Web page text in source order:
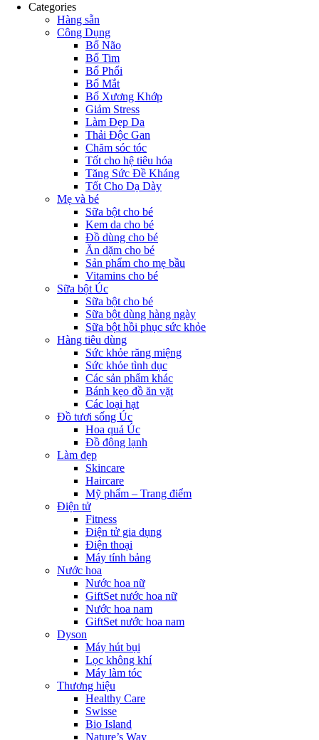
Categories
Hàng sẵn
Công Dụng
Bổ Não
Bổ Tim
Bổ Phổi
Bổ Mắt
Bổ Xương Khớp
Giảm Stress
Làm Đẹp Da
Thải Độc Gan
Chăm sóc tóc
Tốt cho hệ tiêu hóa
Tăng Sức Đề Kháng
Tốt Cho Dạ Dày
Mẹ và bé
Sữa bột cho bé
Kem da cho bé
Đồ dùng cho bé
Ăn dặm cho bé
Sản phẩm cho mẹ bầu
Vitamins cho bé
Sữa bột Úc
Sữa bột cho bé
Sữa bột dùng hàng ngày
Sữa bột hồi phục sức khỏe
Hàng tiêu dùng
Sức khỏe răng miệng
Sức khỏe tình dục
Các sản phẩm khác
Bánh kẹo đồ ăn vặt
Các loại hạt
Đồ tươi sống Úc
Hoa quả Úc
Đồ đông lạnh
Làm đẹp
Skincare
Haircare
Mỹ phẩm – Trang điểm
Điện tử
Fitness
Điện tử gia dụng
Điện thoại
Máy tính bảng
Nước hoa
Nước hoa nữ
GiftSet nước hoa nữ
Nước hoa nam
GiftSet nước hoa nam
Dyson
Máy hút bụi
Lọc không khí
Máy làm tóc
Thương hiệu
Healthy Care
Swisse
Bio Island
Nature’s Way